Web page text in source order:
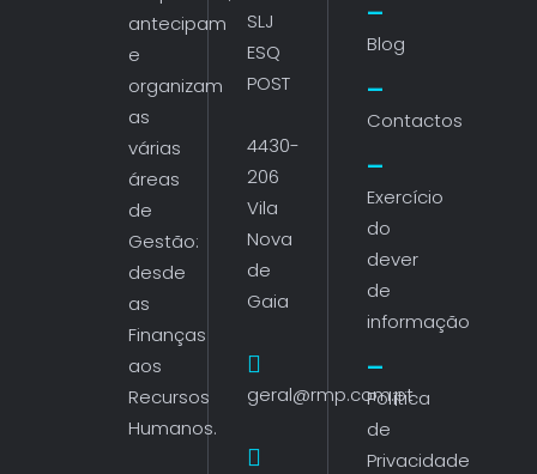
antecipam
e
organizam
as
várias
áreas
de
Gestão:
desde
as
Finanças
aos
Recursos
Humanos.
SLJ
ESQ
POST
4430-
206
Vila
Nova
de
Gaia
geral@rmp.com.pt
Blog
Contactos
Exercício
do
dever
de
informação
Política
de
Privacidade